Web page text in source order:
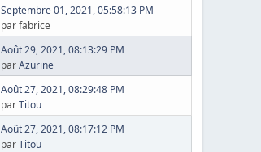
Septembre 01, 2021, 05:58:13 PM
par fabrice
Août 29, 2021, 08:13:29 PM
parAzurine
Août 27, 2021, 08:29:48 PM
parTitou
Août 27, 2021, 08:17:12 PM
parTitou